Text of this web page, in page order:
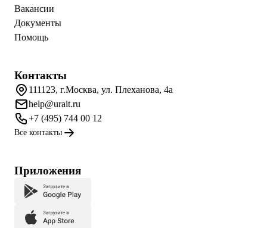
Вакансии
Документы
Помощь
Контакты
111123, г.Москва, ул. Плеханова, 4а
help@urait.ru
+7 (495) 744 00 12
Все контакты
Приложения